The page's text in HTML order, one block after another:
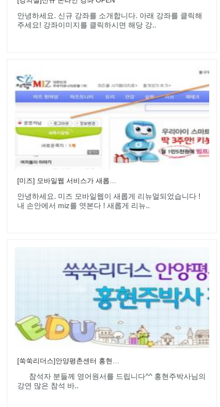
안녕하세요. 신규 강좌를 소개합니다. 아래 강좌를 클릭해
주세요! 강좌이미지를 클릭하시면 해당 강..
안녕하세요. 미즈 모바일웹이 새롭게 리뉴얼되었습니다 !
내 손안에서 miz를 엿본다 ! 새롭게 리뉴..
[쑥쑥리더스]안양평촌센터 홍현주박사 강연회
참석자 분들께 영어원서를 드립니다^^ 홍현주박사님의
강연 많은 참석 바..